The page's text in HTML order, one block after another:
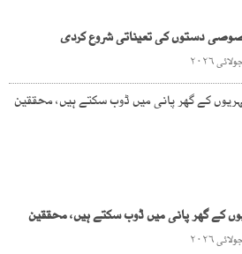
دستوں کی تعیناتی شروع کردی